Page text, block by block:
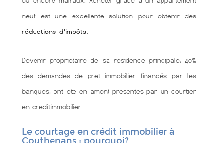
neuf est une excellente solution pour obtenir des
réductions d'impôts
Devenir propriétaire de sa résidence principale, 40%
des demandes de pret immobilier financés par les
banques, ont été en amont présentés par un courtier
en creditimmobilier.
Le courtage en crédit immobilier à
Couthenans : pourquoi?